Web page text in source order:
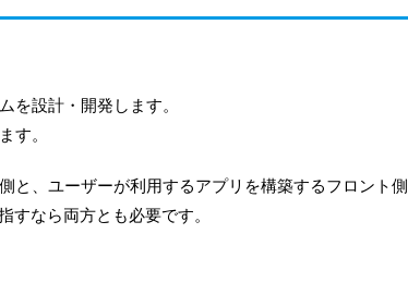
を設計・開発します。
す。
と、ユーザーが利用するアプリを構築するフロント側
なら両方とも必要です。